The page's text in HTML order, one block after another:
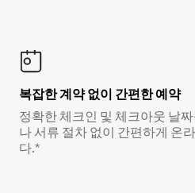
복잡한 계약 없이 간편한 예약
정확한 체크인 및 체크아웃 날
나 서류 절차 없이 간편하게 온
다.*